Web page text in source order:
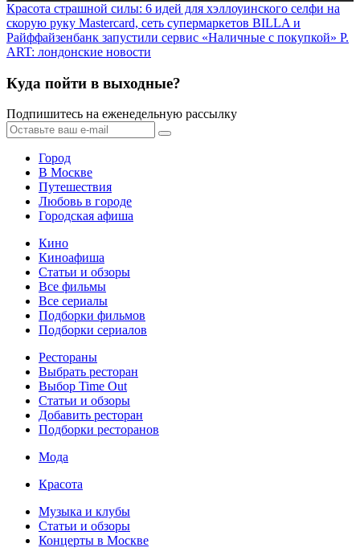
Красота страшной силы: 6 идей для хэллоуинского селфи на
скорую руку Mastercard, сеть супермаркетов BILLA и
Райффайзенбанк запустили сервис «Наличные с покупкой» P.
ART: лондонские новости
Куда пойти в выходные?
Подпишитесь на еженедельную рассылку
Город
В Москве
Путешествия
Любовь в городе
Городская афиша
Кино
Киноафиша
Статьи и обзоры
Все фильмы
Все сериалы
Подборки фильмов
Подборки сериалов
Рестораны
Выбрать ресторан
Выбор Time Out
Статьи и обзоры
Добавить ресторан
Подборки ресторанов
Мода
Красота
Музыка и клубы
Статьи и обзоры
Концерты в Москве